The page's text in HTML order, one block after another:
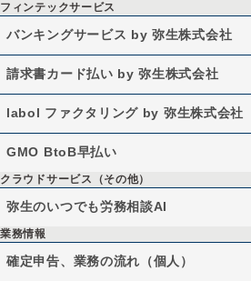
フィンテックサービス
バンキングサービス by 弥生株式会社
請求書カード払い by 弥生株式会社
labol ファクタリング by 弥生株式会社
GMO BtoB早払い
クラウドサービス（その他）
弥生のいつでも労務相談AI
業務情報
確定申告、業務の流れ（個人）